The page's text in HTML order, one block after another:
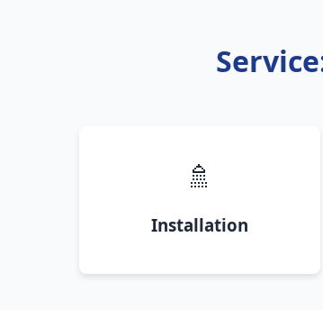
🚿
Installation